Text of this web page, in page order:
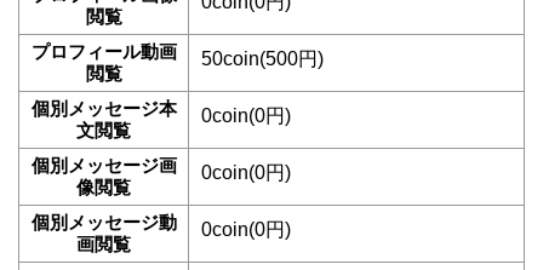
閲覧
プロフィール動画
閲覧
50coin(500円)
個別メッセージ本
文閲覧
0coin(0円)
個別メッセージ画
像閲覧
0coin(0円)
個別メッセージ動
画閲覧
0coin(0円)